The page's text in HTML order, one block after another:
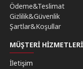
Ödeme&Teslimat
Gizlilik&Güvenlik
Şartlar&Koşullar
MÜŞTERI HIZMETLERI
İletişim